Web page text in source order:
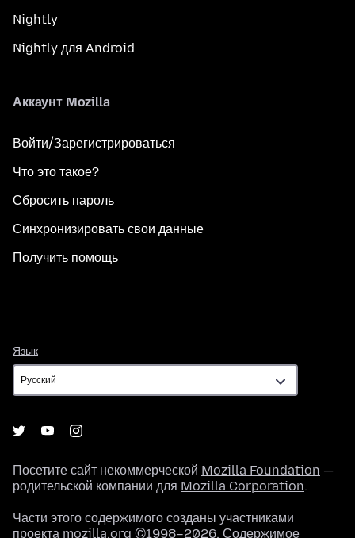
Nightly
Nightly для Android
Аккаунт Mozilla
Войти/Зарегистрироваться
Что это такое?
Сбросить пароль
Синхронизировать свои данные
Получить помощь
Язык
Посетите сайт некоммерческой Mozilla Foundation —
родительской компании для Mozilla Corporation.
Части этого содержимого созданы участниками
проекта mozilla.org ©1998–2026. Содержимое